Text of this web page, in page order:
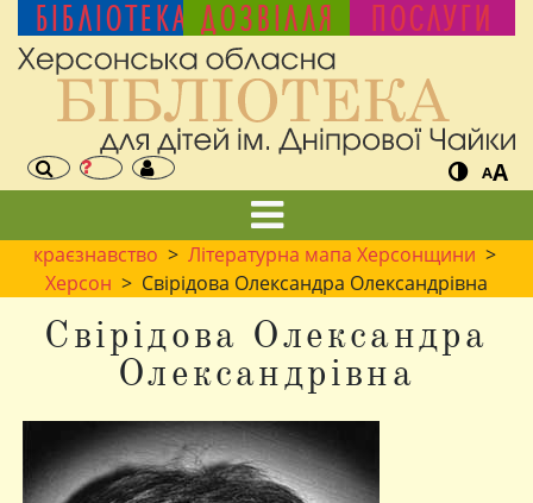
БІБЛІОТЕКА ДОЗВІЛЛЯ ПОСЛУГИ
AA
краєзнавство > Літературна мапа Херсонщини >
Херсон > Свірідова Олександра Олександрівна
Свірідова Олександра
Олександрівна